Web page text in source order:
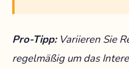
Pro-Tipp: Variieren Sie
regelmäßig um das